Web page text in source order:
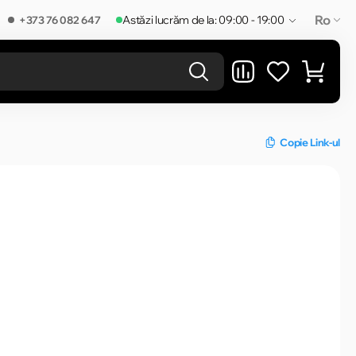
+373 76 082 647 Astăzi lucrăm de la: 09:00 - 19:00 Ro
Copie Link-ul